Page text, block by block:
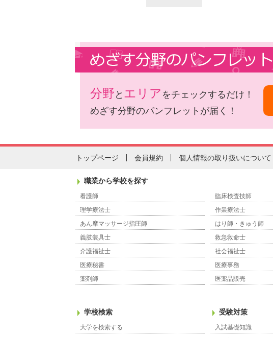
分野 と エリア をチェックするだけ！
めざす分野のパンフレットが届く！
トップページ 会員規約 個人情報の取り扱いについて
職業から学校を探す
看護師 臨床検査技師
理学療法士
作業療法士
あん摩マッサージ指圧師
はり師・きゅう師
義肢装具士
救急救命士
介護福祉士
社会福祉士
医療秘書
医療事務
薬剤師
医薬品販売
学校検索
大学を検索する
受験対策
入試基礎知識